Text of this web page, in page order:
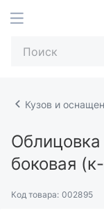
Кузов и
боковая
Код товара: 002895